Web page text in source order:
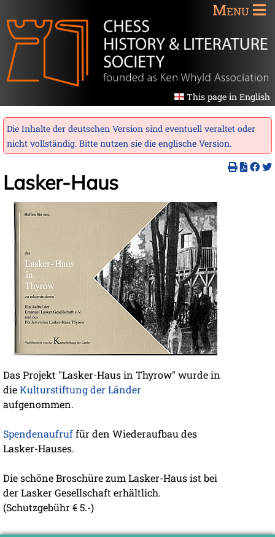
Menu
This page in English
Die Inhalte der deutschen Version sind eventuell veraltet oder
nicht vollständig. Bitte nutzen sie die englische Version.
Lasker-Haus
Das Projekt "Lasker-Haus in Thyrow" wurde in
dieKulturstiftung der Länder
aufgenommen.
Spendenaufruffür den Wiederaufbau des
Lasker-Hauses.
Die schöne Broschüre zum Lasker-Haus ist bei
der Lasker Gesellschaft erhältlich.
(Schutzgebühr € 5.-)